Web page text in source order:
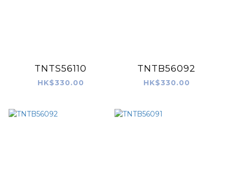
TNTS56110
HK$330.00
TNTB56092
HK$330.00